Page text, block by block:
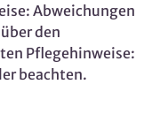
Abweichungen
den
Pflegehinweise:
beachten.